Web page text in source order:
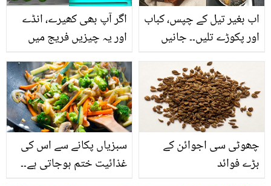
اگر آپ بھی کھیرے، انڈے
اور یہ چیزیں فریج میں
دیں ورنہ ۔۔ جانیئے ایسی
چیزوں کے بارے میں جن کو
فریج میں رکھنے سے آپ ان
بیماریوں میں مبتلا بھی
ہوسکتے ہیں
اب بغیر تیل کے چپس، کباب
اور پکوڑے تلیں۔۔ جانیں
پہلے یہ انوکھا طریقہ جس
میں تیل کی ضرورت ہی
نہیں پڑے گی
سبزیاں پکانے سے اس کی
غذائیت ختم ہوجاتی ہے۔۔
چھوٹی سی اجوائن کے
بڑے فوائد